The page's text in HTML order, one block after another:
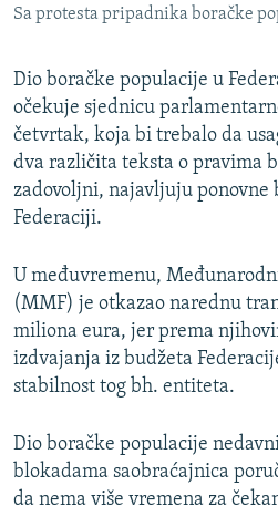
POPLAVE I KLIZIŠTA U BIH 2024.
POST SCRIPTUM
MOJA EVROPA
TRI DECENIJE OD RATA U BIH
SVE KARTE DEJTONA
Sve RFE/RL stranice
Sa protesta pripadnika boračke
Dio boračke populacije u
očekuje sjednicu
četvrtak, koja bi trebalo da
dva različita teksta o pravima
zadovoljni, najavljuju ponovne
Federaciji.
U međuvremenu,
(MMF) je otkazao narednu
miliona eura, jer prema
izdvajanja iz budžeta
stabilnost tog bh. entiteta.
Dio boračke populacije
blokadama saobraćajnica
da nema više vremena za